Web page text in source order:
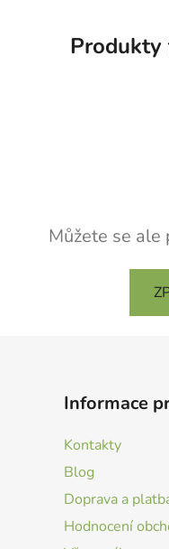
Produkty
Můžete se
Informace
Kontakty
Blog
Doprava a
Hodnocení